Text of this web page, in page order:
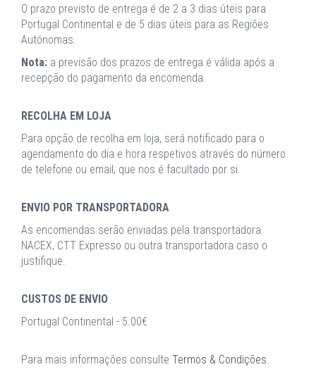
O prazo previsto de entrega é de 2 a 3 dias úteis para
Portugal Continental e de 5 dias úteis para as Regiões
Autónomas.
Nota: a previsão dos prazos de entrega é válida após a
recepção do pagamento da encomenda.
RECOLHA EM LOJA
Para opção de recolha em loja, será notificado para o
agendamento do dia e hora respetivos através do número
de telefone ou email, que nos é facultado por si.
ENVIO POR TRANSPORTADORA
As encomendas serão enviadas pela transportadora
NACEX, CTT Expresso ou outra transportadora caso o
justifique.
CUSTOS DE ENVIO
Portugal Continental - 5.00€
Para mais informações consulte Termos & Condições.